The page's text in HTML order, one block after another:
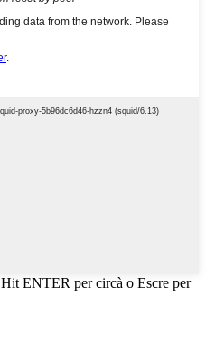
Hit ENTER per circà o Escre per